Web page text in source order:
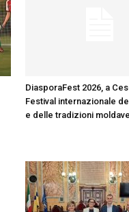
DiasporaFest 2026, a
Festival internazionale
e delle tradizioni